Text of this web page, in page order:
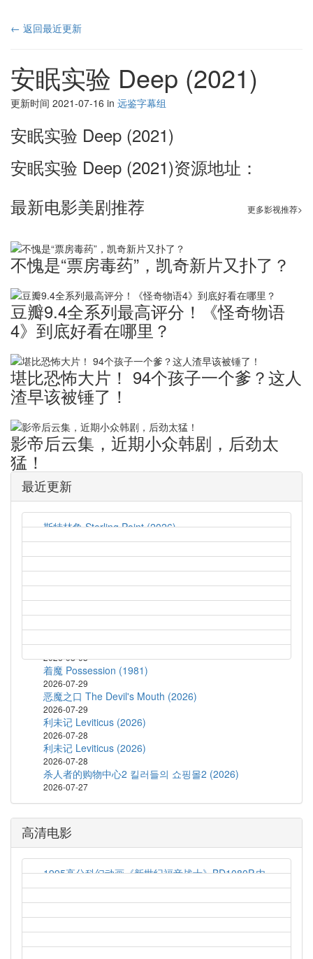
← 返回最近更新
安眠实验 Deep (2021)
更新时间 2021-07-16 in 远鉴字幕组
安眠实验 Deep (2021)
安眠实验 Deep (2021)资源地址：
最新电影美剧推荐
更多影视推荐>
不愧是“票房毒药”，凯奇新片又扑了？
豆瓣9.4全系列最高评分！《怪奇物语
4》到底好看在哪里？
堪比恐怖大片！ ​94个孩子一个爹？这人
渣早该被锤了！
影帝后云集，近期小众韩剧，后劲太
猛！
最近更新
斯特林角 Sterling Point (2026)
2026-08-05
猛尸一家亲 Lockbox (2026)
鬼玩人6：炼狱 Evil Dead Burn (2026)
2026-08-04
蝙蝠侠：披风战士 第二季 Batman: Caped Crusader
Season 2 (2026)
2026-08-03
着魔 Possession (1981)
2026-07-29
恶魔之口 The Devil's Mouth (2026)
2026-07-29
利未记 Leviticus (2026)
2026-07-28
利未记 Leviticus (2026)
2026-07-28
杀人者的购物中心2 킬러들의 쇼핑몰2 (2026)
2026-07-27
高清电影
1995高分科幻动画《新世纪福音战士》BD1080P.内
封简繁字幕
2021-03-19